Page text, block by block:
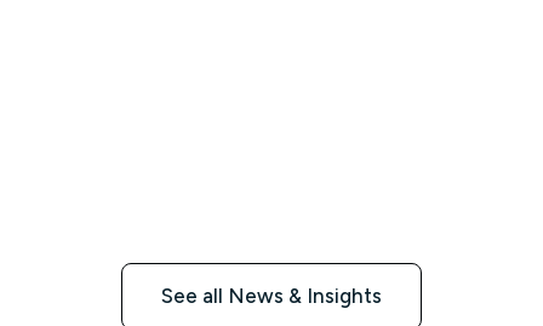
See all News & Insights